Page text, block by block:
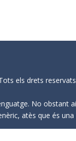
els drets
No obstant
atès que és